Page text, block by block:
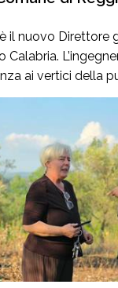
il nuovo Direttore
Calabria.
ai vertici della
della gestione
È stato Vice
Compartimento
della Regione
Spa, […]